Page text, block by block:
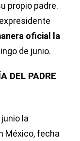
propio padre.
oficial la
de junio.
DEL PADRE
la
México, fecha